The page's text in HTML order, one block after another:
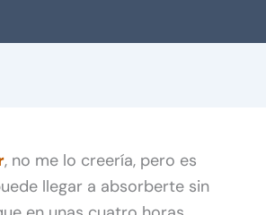
, no me lo creería, pero es
llegar a absorberte sin